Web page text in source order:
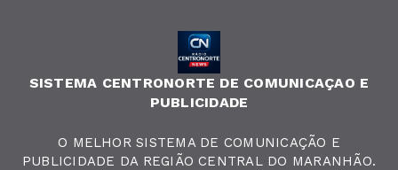
SISTEMA CENTRONORTE DE COMUNICAÇAO E
PUBLICIDADE
O MELHOR SISTEMA DE COMUNICAÇÃO E
PUBLICIDADE DA REGIÃO CENTRAL DO MARANHÃO.